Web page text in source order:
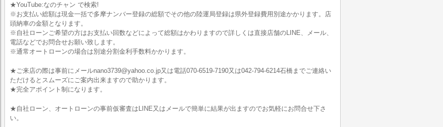
★YouTube:なのチャン で検索!
※お支払い総額は現金一括で多摩ナンバー登録の総額でその他の陸運局登録は県外登録費用別途かかります。店
頭納車の金額となります。
※自社ローンご希望の方はお支払い回数などによって総額はかわりますので詳しくは直接店舗のLINE、メール、
電話などでお問合せお願い致します。
※通常オートローンの場合は別途分割金利手数料かかります。
★ご来店の際は事前にメールnano3739@yahoo.co.jp又は電話070-6519-7190又は042-794-6214石橋までご連絡い
ただけるとスムーズにご案内出来ますので助かります。
★完全アポイント制になります。
★自社ローン、オートローンの事前仮審査はLINE又はメールで簡単に結果が出ますのでお気軽にお問合せ下さ
い。